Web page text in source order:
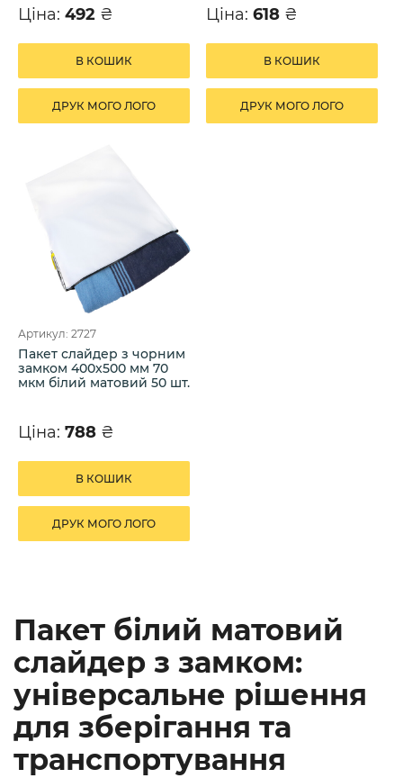
Ціна: 492 ₴
В КОШИК
ДРУК МОГО ЛОГО
Ціна: 618 ₴
В КОШИК
ДРУК МОГО ЛОГО
Артикул: 2727
Пакет слайдер з чорним
замком 400х500 мм 70
мкм білий матовий 50 шт.
Ціна: 788 ₴
В КОШИК
ДРУК МОГО ЛОГО
Пакет білий матовий
слайдер з замком:
універсальне рішення
для зберігання та
транспортування